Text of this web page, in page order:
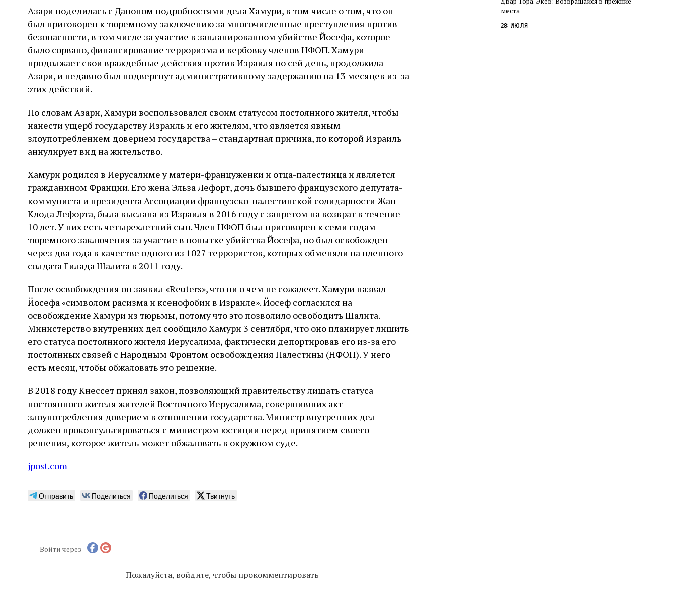
Азари поделилась с Даноном подробностями дела Хамури, в том числе о том, что он
был приговорен к тюремному заключению за многочисленные преступления против
безопасности, в том числе за участие в запланированном убийстве Йосефа, которое
было сорвано, финансирование терроризма и вербовку членов НФОП. Хамури
продолжает свои враждебные действия против Израиля по сей день, продолжила
Азари, и недавно был подвергнут административному задержанию на 13 месяцев из-за
этих действий.
По словам Азари, Хамури воспользовался своим статусом постоянного жителя, чтобы
нанести ущерб государству Израиль и его жителям, что является явным
злоупотреблением доверием государства – стандартная причина, по которой Израиль
аннулирует вид на жительство.
Хамури родился в Иерусалиме у матери-француженки и отца-палестинца и является
гражданином Франции. Его жена Эльза Лефорт, дочь бывшего французского депутата-
коммуниста и президента Ассоциации французско-палестинской солидарности Жан-
Клода Лефорта, была выслана из Израиля в 2016 году с запретом на возврат в течение
10 лет. У них есть четырехлетний сын. Член НФОП был приговорен к семи годам
тюремного заключения за участие в попытке убийства Йосефа, но был освобожден
через два года в качестве одного из 1027 террористов, которых обменяли на пленного
солдата Гилада Шалита в 2011 году.
После освобождения он заявил «Reuters», что ни о чем не сожалеет. Хамури назвал
Йосефа «символом расизма и ксенофобии в Израиле». Йосеф согласился на
освобождение Хамури из тюрьмы, потому что это позволило освободить Шалита.
Министерство внутренних дел сообщило Хамури 3 сентября, что оно планирует лишить
его статуса постоянного жителя Иерусалима, фактически депортировав его из-за его
постоянных связей с Народным Фронтом освобождения Палестины (НФОП). У него
есть месяц, чтобы обжаловать это решение.
В 2018 году Кнессет принял закон, позволяющий правительству лишать статуса
постоянного жителя жителей Восточного Иерусалима, совершивших акт
злоупотребления доверием в отношении государства. Министр внутренних дел
должен проконсультироваться с министром юстиции перед принятием своего
решения, которое житель может обжаловать в окружном суде.
jpost.com
Отправить Поделиться Поделиться Твитнуть
Войти через
Пожалуйста, войдите, чтобы прокомментировать
слово в переводе Библии
места
28 июля